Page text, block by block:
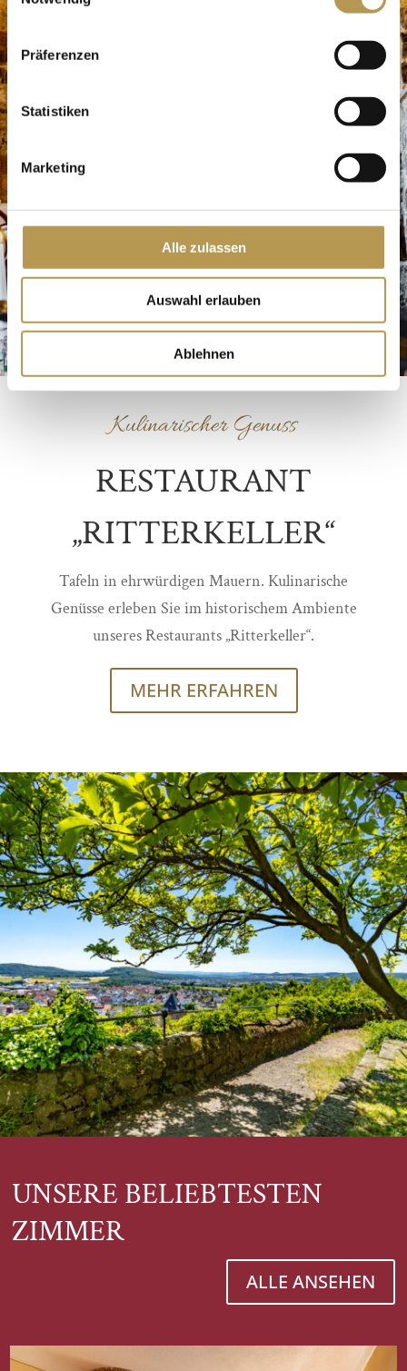
Präferenzen
Statistiken
Marketing
Alle zulassen
Auswahl erlauben
Ablehnen
Kulinarischer Genuss
RESTAURANT
„RITTERKELLER“
Tafeln in ehrwürdigen Mauern. Kulinarische
Genüsse erleben Sie im historischem Ambiente
unseres Restaurants „Ritterkeller“.
MEHR ERFAHREN
UNSERE BELIEBTESTEN
ZIMMER
ALLE ANSEHEN